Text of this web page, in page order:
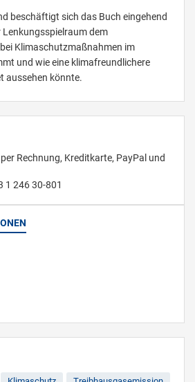
beschäftigt sich das Buch eingehend
Lenkungsspielraum dem
Klimaschutzmaßnahmen im
und wie eine klimafreundlichere
aussehen könnte.
Rechnung, Kreditkarte, PayPal und
1 246 30-801